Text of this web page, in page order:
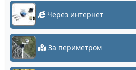
Через интернет
За периметром